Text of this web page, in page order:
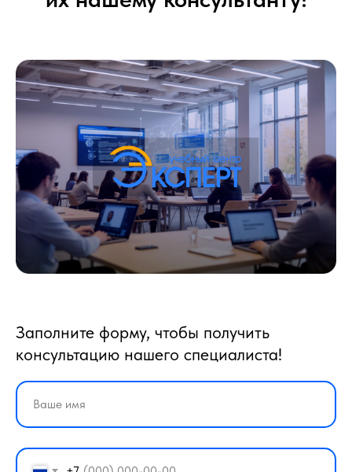
Заполните форму, чтобы получить
консультацию нашего специалиста!